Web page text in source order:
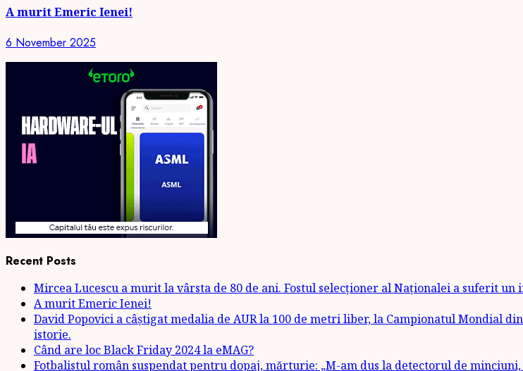
A murit Emeric Ienei!
6 November 2025
Recent Posts
Mircea Lucescu a murit la vârsta de 80 de ani. Fostul selecționer al Naționalei a suferit
A murit Emeric Ienei!
David Popovici a câștigat medalia de AUR la 100 de metri liber, la Campionatul Mondial
istorie.
Când are loc Black Friday 2024 la eMAG?
Fotbalistul român suspendat pentru dopaj, mărturie: „M-am dus la detectorul de